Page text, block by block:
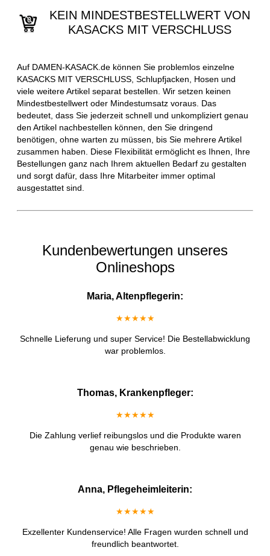
KEIN MINDESTBESTELLWERT VON
KASACKS MIT VERSCHLUSS
Auf DAMEN-KASACK.de können Sie problemlos einzelne
KASACKS MIT VERSCHLUSS, Schlupfjacken, Hosen und
viele weitere Artikel separat bestellen. Wir setzen keinen
Mindestbestellwert oder Mindestumsatz voraus. Das
bedeutet, dass Sie jederzeit schnell und unkompliziert genau
den Artikel nachbestellen können, den Sie dringend
benötigen, ohne warten zu müssen, bis Sie mehrere Artikel
zusammen haben. Diese Flexibilität ermöglicht es Ihnen, Ihre
Bestellungen ganz nach Ihrem aktuellen Bedarf zu gestalten
und sorgt dafür, dass Ihre Mitarbeiter immer optimal
ausgestattet sind.
Kundenbewertungen unseres
Onlineshops
Maria, Altenpflegerin:
★★★★★
Schnelle Lieferung und super Service! Die Bestellabwicklung
war problemlos.
Thomas, Krankenpfleger:
★★★★★
Die Zahlung verlief reibungslos und die Produkte waren
genau wie beschrieben.
Anna, Pflegeheimleiterin:
★★★★★
Exzellenter Kundenservice! Alle Fragen wurden schnell und
freundlich beantwortet.